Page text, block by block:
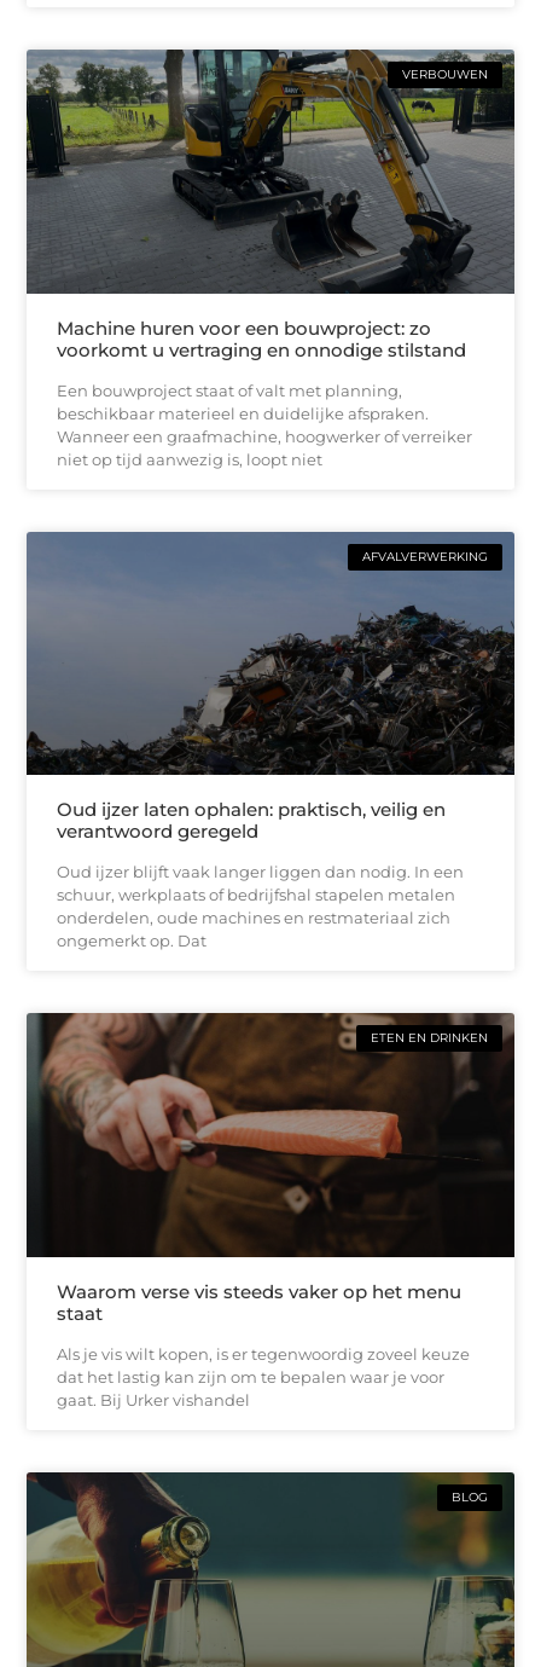
VERBOUWEN
Machine huren voor een bouwproject: zo
voorkomt u vertraging en onnodige stilstand
Een bouwproject staat of valt met planning,
beschikbaar materieel en duidelijke afspraken.
Wanneer een graafmachine, hoogwerker of verreiker
niet op tijd aanwezig is, loopt niet
AFVALVERWERKING
Oud ijzer laten ophalen: praktisch, veilig en
verantwoord geregeld
Oud ijzer blijft vaak langer liggen dan nodig. In een
schuur, werkplaats of bedrijfshal stapelen metalen
onderdelen, oude machines en restmateriaal zich
ongemerkt op. Dat
ETEN EN DRINKEN
Waarom verse vis steeds vaker op het menu
staat
Als je vis wilt kopen, is er tegenwoordig zoveel keuze
dat het lastig kan zijn om te bepalen waar je voor
gaat. Bij Urker vishandel
BLOG